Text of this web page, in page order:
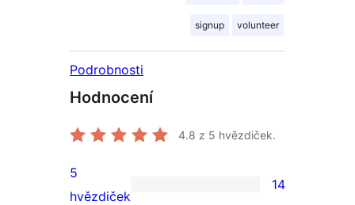
signup volunteer
Podrobnosti
Hodnocení
4.8 z 5 hvězdiček.
14
5
hvězdiček
14